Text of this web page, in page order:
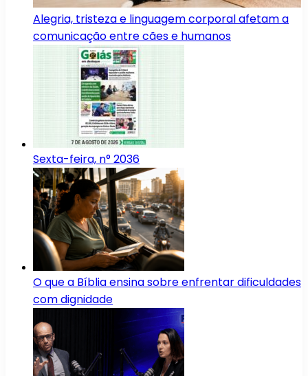
Alegria, tristeza e linguagem corporal afetam a
comunicação entre cães e humanos
Sexta-feira, n° 2036
O que a Bíblia ensina sobre enfrentar dificuldades
com dignidade